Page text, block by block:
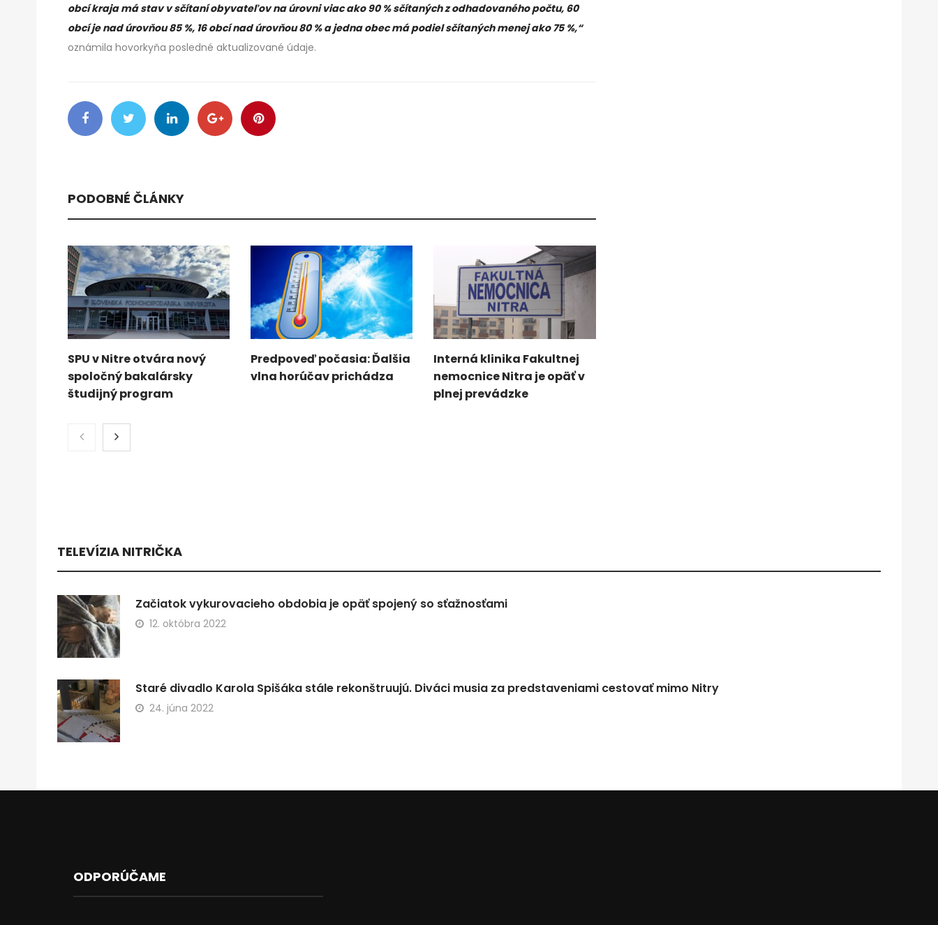
obcí kraja má stav v sčítaní obyvateľov na úrovni viac ako 90 % sčítaných z odhadovaného počtu, 60
obcí je nad úrovňou 85 %, 16 obcí nad úrovňou 80 % a jedna obec má podiel sčítaných menej ako 75 %,“
oznámila hovorkyňa posledné aktualizované údaje.
PODOBNÉ ČLÁNKY
SPU v Nitre otvára nový
spoločný bakalársky
študijný program
Predpoveď počasia: Ďalšia
vlna horúčav prichádza
Interná klinika Fakultnej
nemocnice Nitra je opäť v
plnej prevádzke
TELEVÍZIA NITRIČKA
Začiatok vykurovacieho obdobia je opäť spojený so sťažnosťami
12. októbra 2022
Staré divadlo Karola Spišáka stále rekonštruujú. Diváci musia za predstaveniami cestovať mimo Nitry
24. júna 2022
ODPORÚČAME